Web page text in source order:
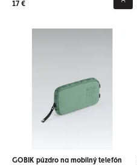
17 €
GOBIK púzdro na mobilný telefón